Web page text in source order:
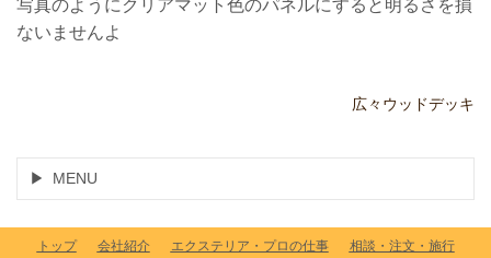
写真のようにクリアマット色のパネルにすると明るさを損
ないませんよ
広々ウッドデッキ
MENU
トップ 会社紹介 エクステリア・プロの仕事 相談・注文・施行